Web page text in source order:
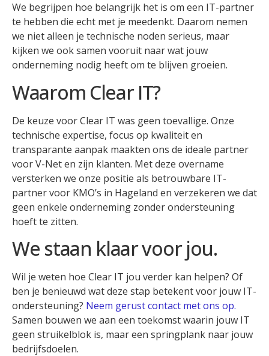
We begrijpen hoe belangrijk het is om een IT-partner
te hebben die echt met je meedenkt. Daarom nemen
we niet alleen je technische noden serieus, maar
kijken we ook samen vooruit naar wat jouw
onderneming nodig heeft om te blijven groeien.
Waarom Clear IT?
De keuze voor Clear IT was geen toevallige. Onze
technische expertise, focus op kwaliteit en
transparante aanpak maakten ons de ideale partner
voor V-Net en zijn klanten. Met deze overname
versterken we onze positie als betrouwbare IT-
partner voor KMO’s in Hageland en verzekeren we dat
geen enkele onderneming zonder ondersteuning
hoeft te zitten.
We staan klaar voor jou.
Wil je weten hoe Clear IT jou verder kan helpen? Of
ben je benieuwd wat deze stap betekent voor jouw IT-
ondersteuning? Neem gerust contact met ons op.
Samen bouwen we aan een toekomst waarin jouw IT
geen struikelblok is, maar een springplank naar jouw
bedrijfsdoelen.